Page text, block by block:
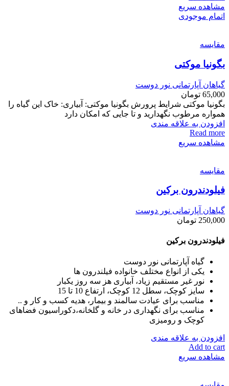
مشاهده سریع
اتمام موجودی
مقایسه
بگونیا موکتی
گیاهان آپارتمانی نور دوست
65,000 تومان
بگونیا موکتی شرایط پرورش بگونیا موکتی: آبیاری: خاک این گیاه را
همواره مرطوب نگهدارید و تا جایی که امکان دارد
افزودن به علاقه مندی
Read more
مشاهده سریع
مقایسه
فیلودندرون برکین
گیاهان آپارتمانی نور دوست
250,000 تومان
فیلودندرون برکین
گیاه آپارتمانی نور دوست
یکی از انواع مختلف خانواده فیلندرون ها
نور غیر مستقیم زیاد، آبیاری هز سه روز یکبار
سایز کوچک، سطل 12 کوچک، ارتفاع 10 تا 15
مناسب برای عیادت سالمند و بیمار، هدیه کسب و کار و ..
مناسب برای نگهداری در خانه و گلخانه،‌دکوراسیون فضاهای
کوچک و رومیزی
افزودن به علاقه مندی
Add to cart
مشاهده سریع